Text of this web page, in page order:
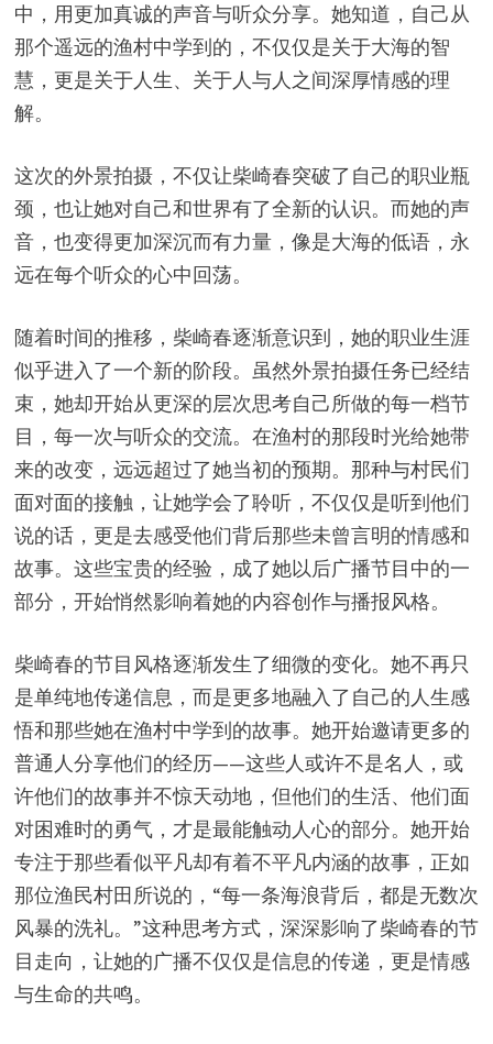
中，用更加真诚的声音与听众分享。她知道，自己从
那个遥远的渔村中学到的，不仅仅是关于大海的智
慧，更是关于人生、关于人与人之间深厚情感的理
解。
这次的外景拍摄，不仅让柴崎春突破了自己的职业瓶
颈，也让她对自己和世界有了全新的认识。而她的声
音，也变得更加深沉而有力量，像是大海的低语，永
远在每个听众的心中回荡。
随着时间的推移，柴崎春逐渐意识到，她的职业生涯
似乎进入了一个新的阶段。虽然外景拍摄任务已经结
束，她却开始从更深的层次思考自己所做的每一档节
目，每一次与听众的交流。在渔村的那段时光给她带
来的改变，远远超过了她当初的预期。那种与村民们
面对面的接触，让她学会了聆听，不仅仅是听到他们
说的话，更是去感受他们背后那些未曾言明的情感和
故事。这些宝贵的经验，成了她以后广播节目中的一
部分，开始悄然影响着她的内容创作与播报风格。
柴崎春的节目风格逐渐发生了细微的变化。她不再只
是单纯地传递信息，而是更多地融入了自己的人生感
悟和那些她在渔村中学到的故事。她开始邀请更多的
普通人分享他们的经历——这些人或许不是名人，或
许他们的故事并不惊天动地，但他们的生活、他们面
对困难时的勇气，才是最能触动人心的部分。她开始
专注于那些看似平凡却有着不平凡内涵的故事，正如
那位渔民村田所说的，“每一条海浪背后，都是无数次
风暴的洗礼。”这种思考方式，深深影响了柴崎春的节
目走向，让她的广播不仅仅是信息的传递，更是情感
与生命的共鸣。